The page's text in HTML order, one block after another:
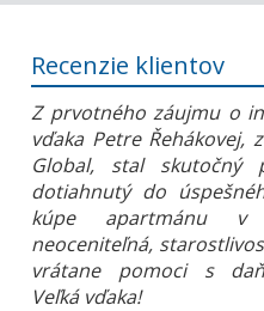
Recenzie klientov
Z prvotného záujmu o
vďaka Petre Řehákovej,
Global, stal skutočný
dotiahnutý do
kúpe apartmánu v
neoceniteľná,
vrátane pomoci s
Veľká vďaka!